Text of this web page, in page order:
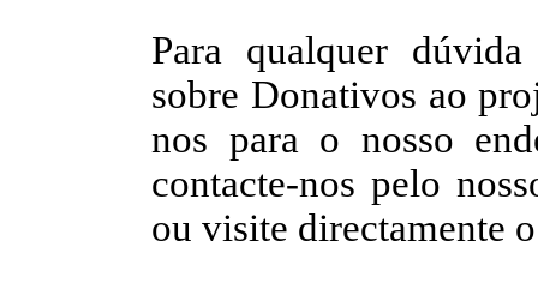
Para qualquer
sobre Donativos ao
nos para o nosso
contacte-nos pelo
ou visite directamente